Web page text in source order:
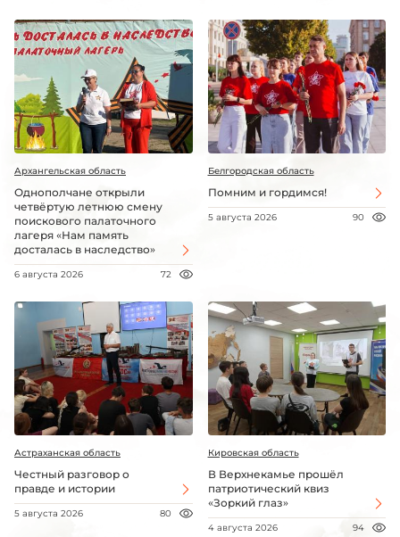
Архангельская область
Однополчане открыли
четвёртую летнюю смену
поискового палаточного
лагеря «Нам память
досталась в наследство»
6 августа 2026 72
Белгородская область
Помним и гордимся!
5 августа 2026 90
Астраханская область
Честный разговор о
правде и истории
5 августа 2026 80
Кировская область
В Верхнекамье прошёл
патриотический квиз
«Зоркий глаз»
4 августа 2026 94